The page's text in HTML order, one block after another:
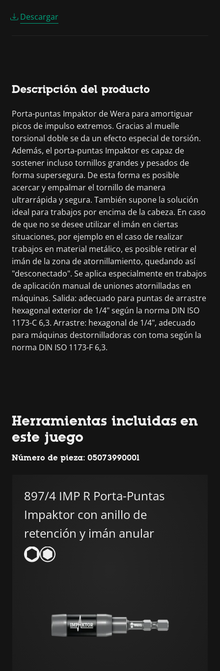
Descargar
Descripción del producto
Porta-puntas Impaktor de Wera para amortiguar
picos de impulso extremos. Gracias al muelle
torsional doble se da un efecto especial de torsión.
Además, el porta-puntas Impaktor es capaz de
sostener incluso tornillos grandes y pesados de
forma supersegura. De esta forma es posible
acercar y empalmar el tornillo de manera
ultrarrápida y segura. También supone la solución
ideal para trabajos por encima de la cabeza. En caso
de que no se desee utilizar el imán en ciertas
situaciones, por ejemplo en el caso de realizar
trabajos en material metálico, es posible retirar el
imán de la zona de atornillamiento, quedando así
"desconectado". Se aplica especialmente en trabajos
de aplicación manual de uniones atornilladas en
máquinas. Salida: adecuado para puntas de arrastre
hexagonal exterior de 1/4" según la norma DIN ISO
1173-C 6,3. Arrastre: hexagonal de 1/4", adecuado
para máquinas destornilladoras con toma según la
norma DIN ISO 1173-F 6,3.
Herramientas incluidas en
este juego
Número de pieza: 05073990001
897/4 IMP R Porta-Puntas
Impaktor con anillo de
retención y imán anular